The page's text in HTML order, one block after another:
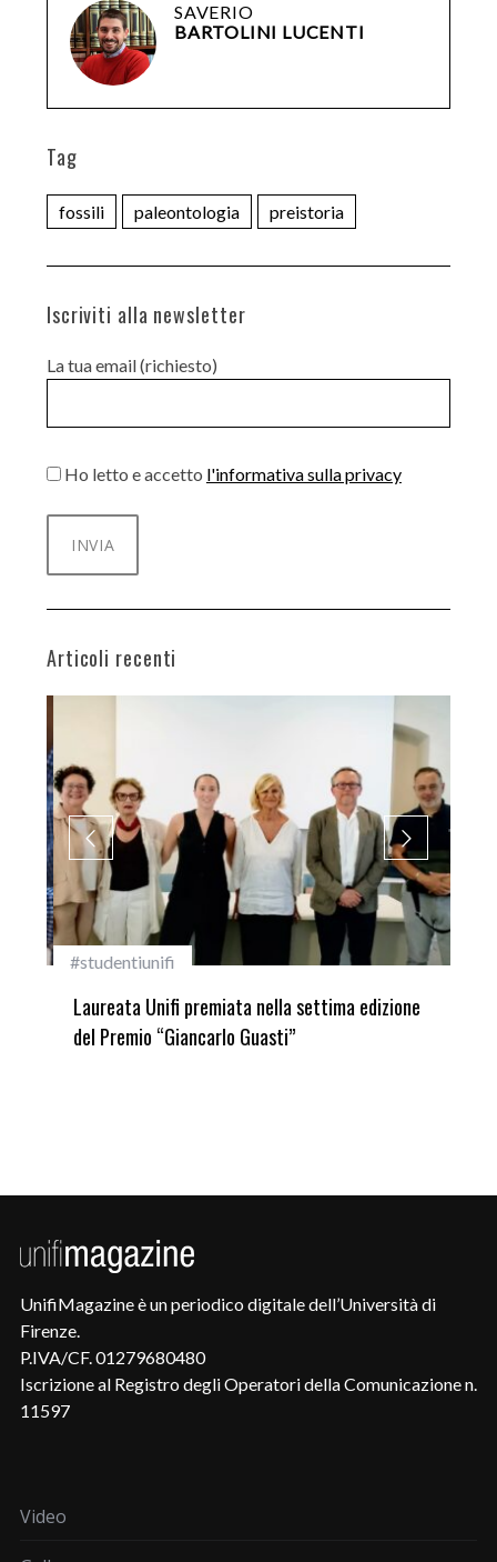
SAVERIO
BARTOLINI LUCENTI
Tag
fossili paleontologia preistoria
Iscriviti alla newsletter
La tua email (richiesto)
Ho letto e accetto l'informativa sulla privacy
Articoli recenti
#studentiunifi
Laureata Unifi premiata nella settima edizione
del Premio “Giancarlo Guasti”
UnifiMagazine è un periodico digitale dell’Università di
Firenze.
P.IVA/CF. 01279680480
Iscrizione al Registro degli Operatori della Comunicazione n.
11597
Video